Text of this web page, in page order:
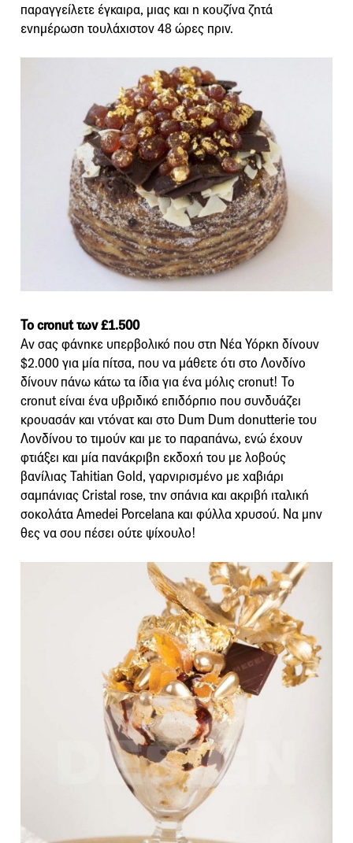
παραγγείλετε έγκαιρα, μιας και η κουζίνα ζητά
ενημέρωση τουλάχιστον 48 ώρες πριν.
Το cronut των £1.500
Αν σας φάνηκε υπερβολικό που στη Νέα Υόρκη δίνουν
$2.000 για μία πίτσα, που να μάθετε ότι στο Λονδίνο
δίνουν πάνω κάτω τα ίδια για ένα μόλις cronut! Το
cronut είναι ένα υβριδικό επιδόρπιο που συνδυάζει
κρουασάν και ντόνατ και στο Dum Dum donutterie του
Λονδίνου το τιμούν και με το παραπάνω, ενώ έχουν
φτιάξει και μία πανάκριβη εκδοχή του με λοβούς
βανίλιας Tahitian Gold, γαρνιρισμένο με χαβιάρι
σαμπάνιας Cristal rose, την σπάνια και ακριβή ιταλική
σοκολάτα Amedei Porcelana και φύλλα χρυσού. Να μην
θες να σου πέσει ούτε ψίχουλο!